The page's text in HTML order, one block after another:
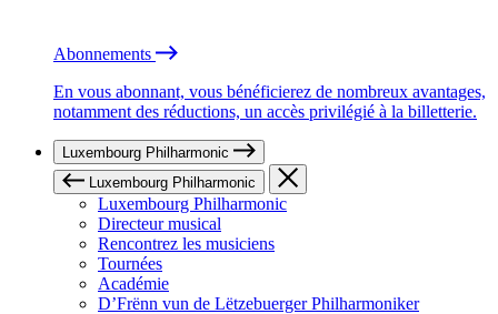
Abonnements
En vous abonnant, vous bénéficierez de nombreux avantages,
notamment des réductions, un accès privilégié à la billetterie.
Luxembourg Philharmonic
Luxembourg Philharmonic
Luxembourg Philharmonic
Directeur musical
Rencontrez les musiciens
Tournées
Académie
D’Frënn vun de Lëtzebuerger Philharmoniker